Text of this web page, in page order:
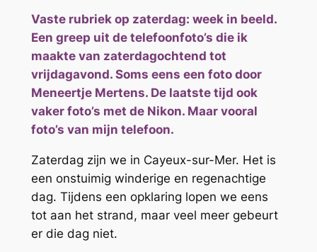
Vaste rubriek op zaterdag: week in beeld.
Een greep uit de telefoonfoto’s die ik
maakte van zaterdagochtend tot
vrijdagavond. Soms eens een foto door
Meneertje Mertens. De laatste tijd ook
vaker foto’s met de Nikon. Maar vooral
foto’s van mijn telefoon.
Zaterdag zijn we in Cayeux-sur-Mer. Het is
een onstuimig winderige en regenachtige
dag. Tijdens een opklaring lopen we eens
tot aan het strand, maar veel meer gebeurt
er die dag niet.